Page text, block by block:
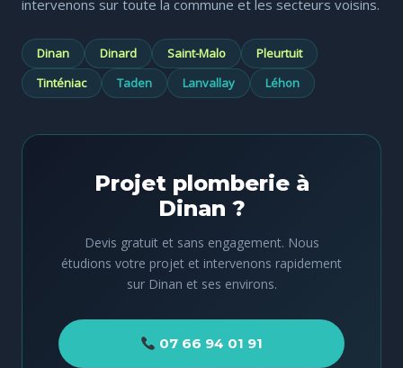
intervenons sur toute la commune et les secteurs voisins.
Dinan Dinard Saint-Malo
Pleurtuit
Tinténiac
Taden Lanvallay Léhon
Projet plomberie à
Dinan ?
Devis gratuit et sans engagement. Nous
étudions votre projet et intervenons rapidement
sur Dinan et ses environs.
07 66 94 01 91